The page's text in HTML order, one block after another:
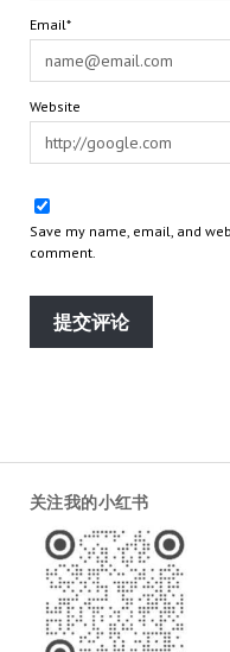
Email*
Website
Save my name, email, and
comment.
关注我的小红书